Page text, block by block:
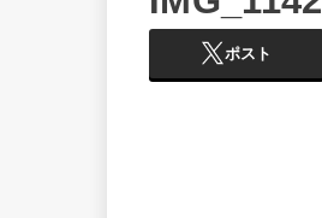
ポスト